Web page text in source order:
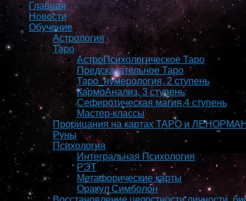
Главная
Новости
Обучение
Астрология
Таро
АстроПсихологическое Таро
Предсказательное Таро
Таро_нумерология, 2 ступень
КармоAнализ, 3 ступень
Сефиротическая магия,4 ступень
Мастер-классы
Прорицания на картах ТАРО и ЛЕНОРМАН
Руны
Психология
Интегральная Психология
РЭТ
Метафорические карты
Оракул Симболон